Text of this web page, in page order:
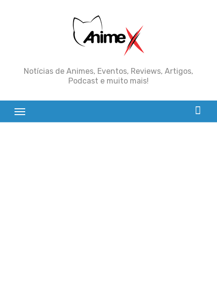
Notícias de Animes, Eventos, Reviews, Artigos,
Podcast e muito mais!